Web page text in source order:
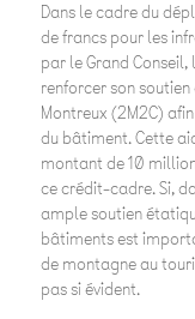
Dans le cadre du
de francs pour les
par le Grand Conseil,
renforcer son
Montreux (2M2C)
du bâtiment. Cette
montant de 10
ce crédit-cadre. Si,
ample soutien
bâtiments est
de montagne au
pas si évident.